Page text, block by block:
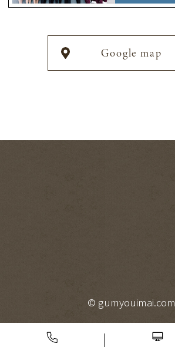
Google map
© gumyouimai.com